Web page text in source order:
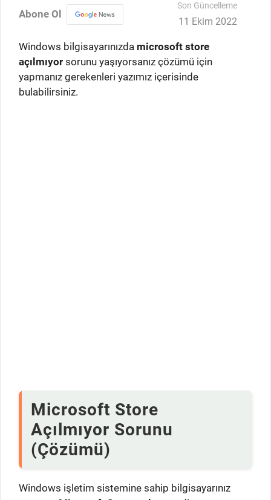
Abone Ol
Son Güncelleme
11 Ekim 2022
Windows bilgisayarınızda microsoft store
açılmıyor sorunu yaşıyorsanız çözümü için
yapmanız gerekenleri yazımız içerisinde
bulabilirsiniz.
Microsoft Store
Açılmıyor Sorunu
(Çözümü)
Windows işletim sistemine sahip bilgisayarınız